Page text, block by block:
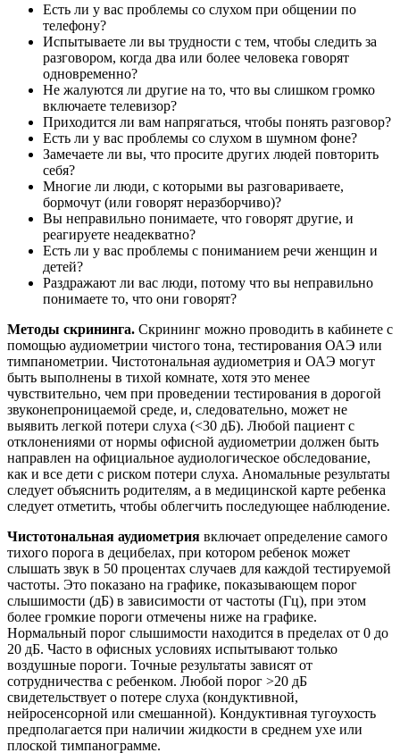
Есть ли у вас проблемы со слухом при общении по
телефону?
Испытываете ли вы трудности с тем, чтобы следить за
разговором, когда два или более человека говорят
одновременно?
Не жалуются ли другие на то, что вы слишком громко
включаете телевизор?
Приходится ли вам напрягаться, чтобы понять разговор?
Есть ли у вас проблемы со слухом в шумном фоне?
Замечаете ли вы, что просите других людей повторить
себя?
Многие ли люди, с которыми вы разговариваете,
бормочут (или говорят неразборчиво)?
Вы неправильно понимаете, что говорят другие, и
реагируете неадекватно?
Есть ли у вас проблемы с пониманием речи женщин и
детей?
Раздражают ли вас люди, потому что вы неправильно
понимаете то, что они говорят?
Методы скрининга. Скрининг можно проводить в кабинете с
помощью аудиометрии чистого тона, тестирования ОАЭ или
тимпанометрии. Чистотональная аудиометрия и ОАЭ могут
быть выполнены в тихой комнате, хотя это менее
чувствительно, чем при проведении тестирования в дорогой
звуконепроницаемой среде, и, следовательно, может не
выявить легкой потери слуха (<30 дБ). Любой пациент с
отклонениями от нормы офисной аудиометрии должен быть
направлен на официальное аудиологическое обследование,
как и все дети с риском потери слуха. Аномальные результаты
следует объяснить родителям, а в медицинской карте ребенка
следует отметить, чтобы облегчить последующее наблюдение.
Чистотональная аудиометрия включает определение самого
тихого порога в децибелах, при котором ребенок может
слышать звук в 50 процентах случаев для каждой тестируемой
частоты. Это показано на графике, показывающем порог
слышимости (дБ) в зависимости от частоты (Гц), при этом
более громкие пороги отмечены ниже на графике.
Нормальный порог слышимости находится в пределах от 0 до
20 дБ. Часто в офисных условиях испытывают только
воздушные пороги. Точные результаты зависят от
сотрудничества с ребенком. Любой порог >20 дБ
свидетельствует о потере слуха (кондуктивной,
нейросенсорной или смешанной). Кондуктивная тугоухость
предполагается при наличии жидкости в среднем ухе или
плоской тимпанограмме.